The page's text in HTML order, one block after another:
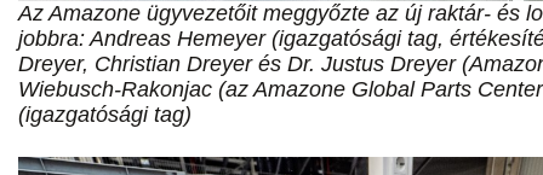
Az Amazone ügyvezetőit meggyőzte az új raktár- és
jobbra: Andreas Hemeyer (igazgatósági tag,
Dreyer, Christian Dreyer és Dr. Justus Dreyer
Wiebusch-Rakonjac (az Amazone Global Parts
(igazgatósági tag)